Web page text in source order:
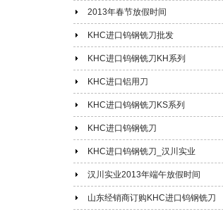
2013年春节放假时间
KHC进口钨钢铣刀批发
KHC进口钨钢铣刀KH系列
KHC进口铝用刀
KHC进口钨钢铣刀KS系列
KHC进口钨钢铣刀
KHC进口钨钢铣刀_汉川实业
汉川实业2013年端午放假时间
山东经销商订购KHC进口钨钢铣刀